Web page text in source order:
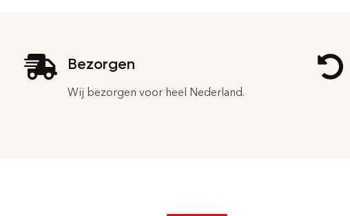
Bezorgen
Wij bezorgen voor heel Nederland.